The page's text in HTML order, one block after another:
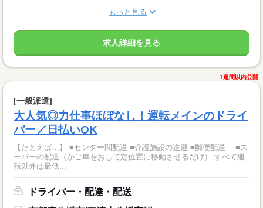
もっと見る
求人詳細を見る
1週間以内公開
[一般派遣]
大人気◎力仕事ほぼなし！運転メインのドライ
バー／日払いOK
【たとえば…】 ■センター間配送 ■介護施設の送迎 ■郵便配送 ■ス
ーパーの配送（かご車をおして定位置に移動させるだけ） すべて運
転以外は最低...
ドライバー・配達・配送